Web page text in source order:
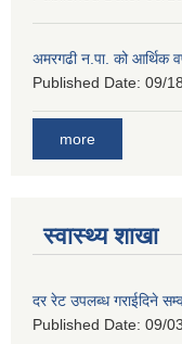
अमरगढी न.पा. को आर्थिक
Published Date: 09/
more
स्वास्थ्य शाखा
दर रेट उपलब्ध गराईदिने
Published Date: 09/